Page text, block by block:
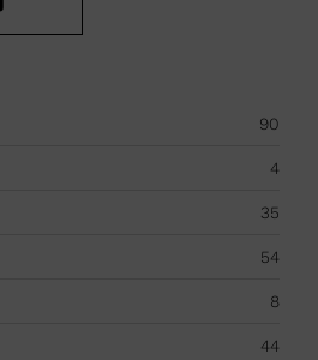
90
4
35
54
8
44